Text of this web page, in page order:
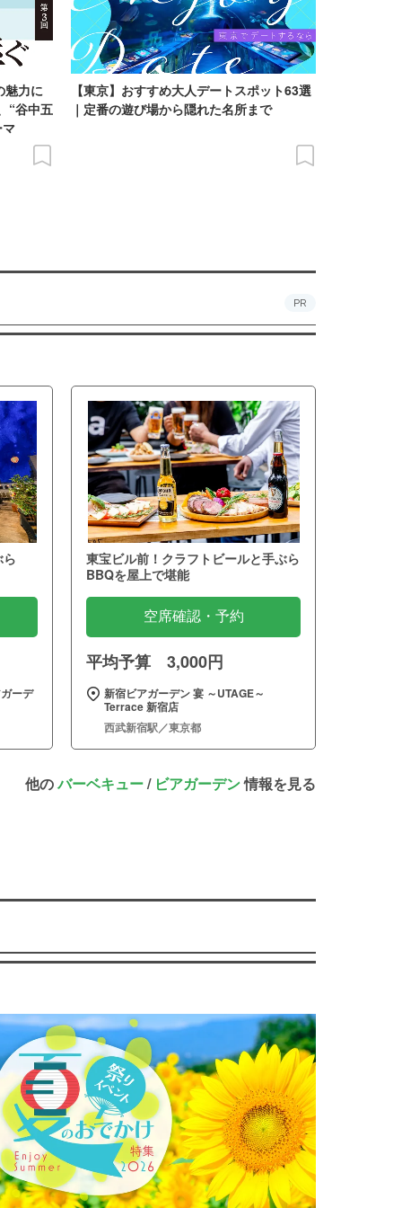
魅力に
“谷中五
【東京】おすすめ大人デートスポット63選
｜定番の遊び場から隠れた名所まで
PR
ーデ
東宝ビル前！クラフトビールと手ぶら
BBQを屋上で堪能
空席確認・予約
平均予算 3,000円
新宿ビアガーデン 宴 ～UTAGE～
Terrace 新宿店
西武新宿駅／東京都
他のバーベキュー/ ビアガーデン情報を見る